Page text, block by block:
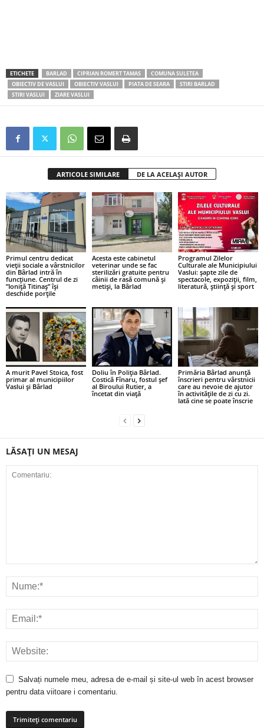
ETICHETE BARLAD CIPRIAN ROMERT TAMAS
COMUNA SULETEA
OBIECTIV DE VASLUI
OBIECTIV VASLUI PIATA DE SEARA
STIRI BARLAD
STIRI VASLUI
ZIARE VASLUI
ARTICOLE SIMILARE DE LA ACELAȘI AUTOR
Primul centru dedicat
vieții sociale a vârstnicilor
din Bârlad intră în
funcțiune. Centrul de zi
”Ioniță Titinaș” își
deschide porțile
Acesta este cabinetul
veterinar unde se fac
sterilizări gratuite pentru
câinii de rasă comună și
metiși, la Bârlad
Programul Zilelor
Culturale ale Municipiului
Vaslui: șapte zile de
spectacole, expoziții, film,
literatură, știință și sport
A murit Pavel Stoica, fost
primar al municipiilor
Vaslui și Bârlad
Doliu în Poliția Bârlad.
Costică Fînaru, fostul șef
al Biroului Rutier, a
încetat din viață
Primăria Bârlad anunță
înscrieri pentru vârstnicii
care au nevoie de ajutor
în activitățile de zi cu zi.
Iată cine se poate înscrie
LĂSAȚI UN MESAJ
Salvați numele meu, adresa de e-mail și site-ul web în acest browser
pentru data viitoare i comentariu.